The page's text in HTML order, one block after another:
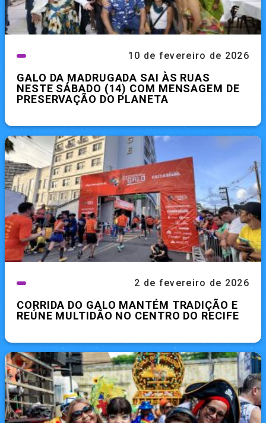
10 de fevereiro de 2026
GALO DA MADRUGADA SAI ÀS RUAS
NESTE SÁBADO (14) COM MENSAGEM DE
PRESERVAÇÃO DO PLANETA
2 de fevereiro de 2026
CORRIDA DO GALO MANTÉM TRADIÇÃO E
REÚNE MULTIDÃO NO CENTRO DO RECIFE